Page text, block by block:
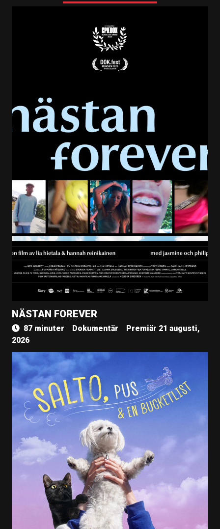
NÄSTAN FOREVER
87 minuter Dokumentär
Premiär 21 augusti,
2026